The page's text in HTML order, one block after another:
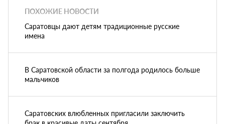
ПОХОЖИЕ НОВОСТИ
Саратовцы дают детям традиционные русские
имена
В Саратовской области за полгода родилось больше
мальчиков
Саратовских влюбленных пригласили заключить